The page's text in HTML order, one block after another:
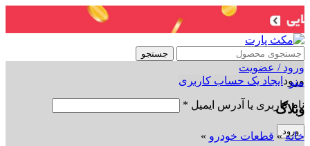
جستجو
ورود / عضویت
ورود ایجاد یک حساب کاربری
نام کاربری یا آدرس ایمیل *
ورود
منو
وبلاگ
خانه» قطعات خودرو »